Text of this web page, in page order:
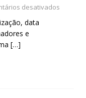
desativados
data
e
[…]